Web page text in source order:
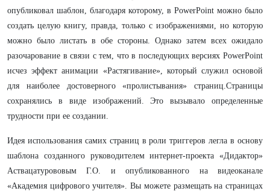
опубликовал шаблон, благодаря которому, в PowerPoint можно было
создать целую книгу, правда, только с изображениями, но которую
можно было листать в обе стороны. Однако затем всех ожидало
разочарование в связи с тем, что в последующих версиях PowerPoint
исчез эффект анимации «Растягивание», который служил основой
для наиболее достоверного «пролистывания» страниц.Страницы
сохранялись в виде изображений. Это вызывало определенные
трудности при ее создании.
Идея использования самих страниц в роли триггеров легла в основу
шаблона созданного руководителем интернет-проекта «Дидактор»
Аствацатурововым Г.О. и опубликованного на видеоканале
«Академия цифрового учителя». Вы можете размещать на страницах